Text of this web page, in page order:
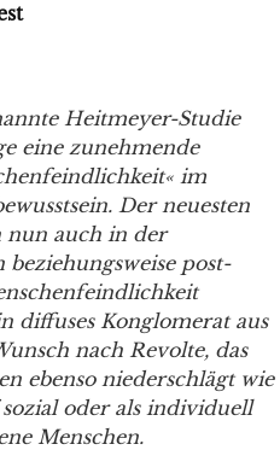
Heitmeyer-Studie
eine zunehmende
im
Der neuesten
nun auch in der
post-
diffuses Konglomerat aus
nach Revolte, das
ebenso niederschlägt wie
oder als individuell
Menschen.